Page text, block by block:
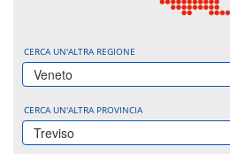
CERCA UN'ALTRA REGIONE
Veneto
CERCA UN'ALTRA PROVINCIA
Treviso